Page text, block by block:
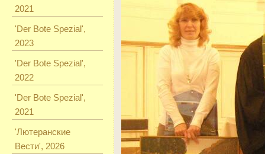
2021
'Der Bote Spezial',
2023
'Der Bote Spezial',
2022
'Der Bote Spezial',
2021
'Лютеранские
Вести', 2026